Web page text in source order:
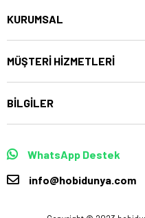
KURUMSAL
MÜŞTERİ HİZMETLERİ
BİLGİLER
WhatsApp Destek
info@hobidunya.com